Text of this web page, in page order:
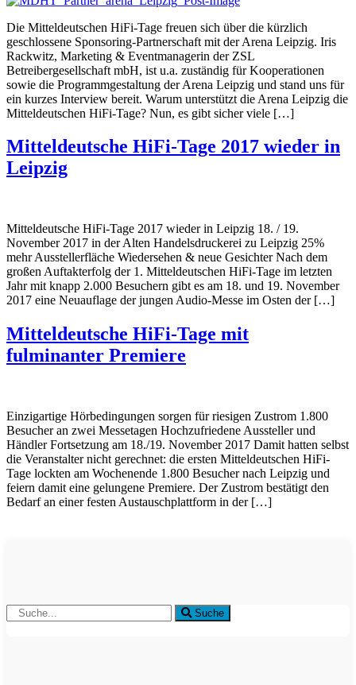
Die Mitteldeutschen HiFi-Tage freuen sich über die kürzlich
geschlossene Sponsoring-Partnerschaft mit der Arena Leipzig. Iris
Rackwitz, Marketing & Eventmanagerin der ZSL
Betreibergesellschaft mbH, ist u.a. zuständig für Kooperationen
sowie die Programmgestaltung der Arena Leipzig und stand uns für
ein kurzes Interview bereit. Warum unterstützt die Arena Leipzig die
Mitteldeutschen HiFi-Tage? Nun, es gibt sicher viele […]
Mitteldeutsche HiFi-Tage 2017 wieder in
Leipzig
Mitteldeutsche HiFi-Tage 2017 wieder in Leipzig 18. / 19.
November 2017 in der Alten Handelsdruckerei zu Leipzig 25%
mehr Ausstellerfläche Wiedersehen & neue Gesichter Nach dem
großen Auftakterfolg der 1. Mitteldeutschen HiFi-Tage im letzten
Jahr mit knapp 2.000 Besuchern gibt es am 18. und 19. November
2017 eine Neuauflage der jungen Audio-Messe im Osten der […]
Mitteldeutsche HiFi-Tage mit
fulminanter Premiere
Einzigartige Hörbedingungen sorgen für riesigen Zustrom 1.800
Besucher an zwei Messetagen Hochzufriedene Aussteller und
Händler Fortsetzung am 18./19. November 2017 Damit hatten selbst
die Veranstalter nicht gerechnet: die ersten Mitteldeutschen HiFi-
Tage lockten am Wochenende 1.800 Besucher nach Leipzig und
feiern damit eine gelungene Premiere. Der Zustrom bestätigt den
Bedarf an einer festen Austauschplattform in der […]
Suche